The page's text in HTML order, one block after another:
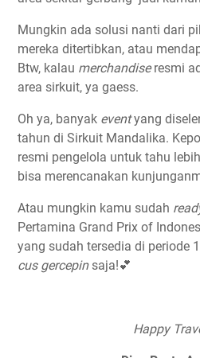
Mungkin ada solusi nanti dari
mereka ditertibkan, atau
Btw, kalau merchandiseresmi
area sirkuit, ya gaess.
Oh ya, banyak eventyang
tahun di Sirkuit Mandalika.
resmi pengelola untuk tahu
bisa merencanakan
Atau mungkin kamu sudah
Pertamina Grand Prix of
yang sudah tersedia di periode
cus gercepinsaja!💕
Happy